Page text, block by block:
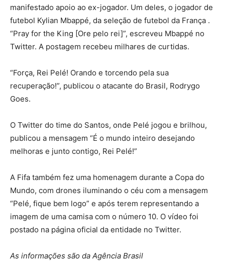
manifestado apoio ao ex-jogador. Um deles, o jogador de
futebol Kylian Mbappé, da seleção de futebol da França .
“Pray for the King [Ore pelo rei]”, escreveu Mbappé no
Twitter. A postagem recebeu milhares de curtidas.
“Força, Rei Pelé! Orando e torcendo pela sua
recuperação!”, publicou o atacante do Brasil, Rodrygo
Goes.
O Twitter do time do Santos, onde Pelé jogou e brilhou,
publicou a mensagem “É o mundo inteiro desejando
melhoras e junto contigo, Rei Pelé!”
A Fifa também fez uma homenagem durante a Copa do
Mundo, com drones iluminando o céu com a mensagem
“Pelé, fique bem logo” e após terem representando a
imagem de uma camisa com o número 10. O vídeo foi
postado na página oficial da entidade no Twitter.
As informações são da Agência Brasil